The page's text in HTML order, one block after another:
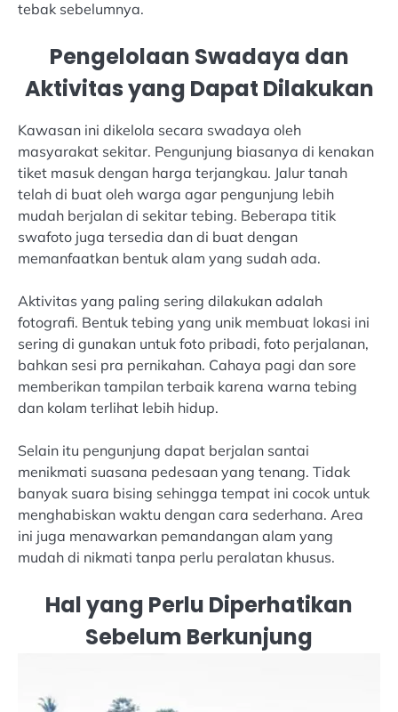
tebak sebelumnya.
Pengelolaan Swadaya dan
Aktivitas yang Dapat Dilakukan
Kawasan ini dikelola secara swadaya oleh
masyarakat sekitar. Pengunjung biasanya di kenakan
tiket masuk dengan harga terjangkau. Jalur tanah
telah di buat oleh warga agar pengunjung lebih
mudah berjalan di sekitar tebing. Beberapa titik
swafoto juga tersedia dan di buat dengan
memanfaatkan bentuk alam yang sudah ada.
Aktivitas yang paling sering dilakukan adalah
fotografi. Bentuk tebing yang unik membuat lokasi ini
sering di gunakan untuk foto pribadi, foto perjalanan,
bahkan sesi pra pernikahan. Cahaya pagi dan sore
memberikan tampilan terbaik karena warna tebing
dan kolam terlihat lebih hidup.
Selain itu pengunjung dapat berjalan santai
menikmati suasana pedesaan yang tenang. Tidak
banyak suara bising sehingga tempat ini cocok untuk
menghabiskan waktu dengan cara sederhana. Area
ini juga menawarkan pemandangan alam yang
mudah di nikmati tanpa perlu peralatan khusus.
Hal yang Perlu Diperhatikan
Sebelum Berkunjung